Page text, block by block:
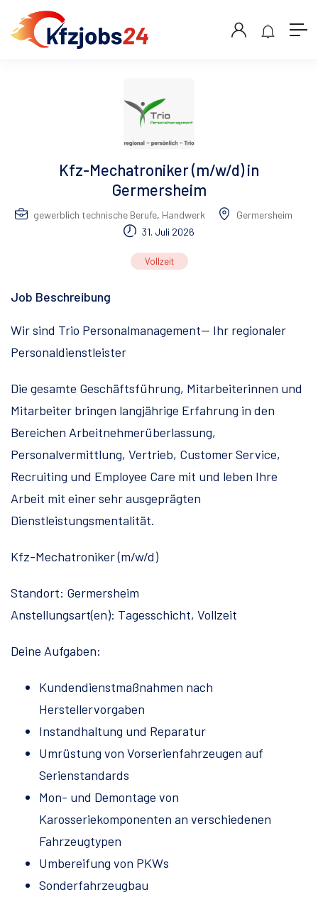
Kfz-Mechatroniker (m/w/d) in
Germersheim
gewerblich technische Berufe, Handwerk
Germersheim
31. Juli 2026
Vollzeit
Job Beschreibung
Wir sind Trio Personalmanagement— Ihr regionaler
Personaldienstleister
Die gesamte Geschäftsführung, Mitarbeiterinnen und
Mitarbeiter bringen langjährige Erfahrung in den
Bereichen Arbeitnehmerüberlassung,
Personalvermittlung, Vertrieb, Customer Service,
Recruiting und Employee Care mit und leben Ihre
Arbeit mit einer sehr ausgeprägten
Dienstleistungsmentalität.
Kfz-Mechatroniker (m/w/d)
Standort: Germersheim
Anstellungsart(en): Tagesschicht, Vollzeit
Deine Aufgaben:
Kundendienstmaßnahmen nach
Herstellervorgaben
Instandhaltung und Reparatur
Umrüstung von Vorserienfahrzeugen auf
Serienstandards
Mon- und Demontage von
Karosseriekomponenten an verschiedenen
Fahrzeugtypen
Umbereifung von PKWs
Sonderfahrzeugbau